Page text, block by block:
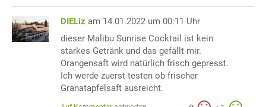
DIELiz am 14.01.2022 um 00:11 Uhr
dieser Malibu Sunrise Cocktail ist kein
starkes Getränk und das gefällt mir.
Orangensaft wird natürlich frisch gepresst.
Ich werde zuerst testen ob frischer
Granatapfelsaft ausreicht.